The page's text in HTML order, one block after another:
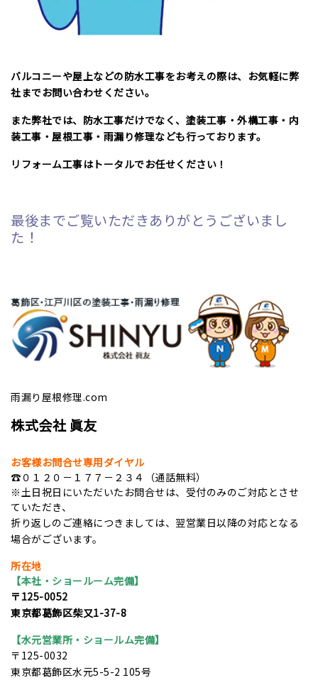
バルコニーや屋上などの防水工事をお考えの際は、お気軽に弊
社までお問い合わせください。
また弊社では、防水工事だけでなく、塗装工事・外構工事・内
装工事・屋根工事・雨漏り修理なども行っております。
リフォーム工事はトータルでお任せください！
最後までご覧いただきありがとうございまし
た！
雨漏り屋根修理.com
株式会社 眞友
お客様お問合せ専用ダイヤル
☎０１２０－１７７－２３４（通話無料）
※土日祝日にいただいたお問合せは、受付のみのご対応とさせ
ていただき、
折り返しのご連絡につきましては、翌営業日以降の対応となる
場合がございます。
所在地
【本社・ショールーム完備】
〒125-0052
東京都葛飾区柴又1-37-8
【水元営業所・ショールム完備】
〒125-0032
東京都葛飾区水元5-5-2 105号